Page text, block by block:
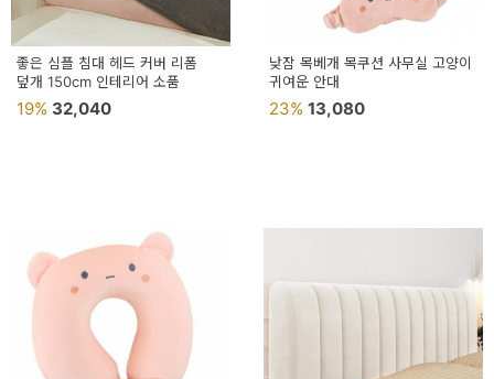
좋은 심플 침대 헤드 커버 리폼
덮개 150cm 인테리어 소품
19% 32,040
낮잠 목베개 목쿠션 사무실 고양이
귀여운 안대
23% 13,080